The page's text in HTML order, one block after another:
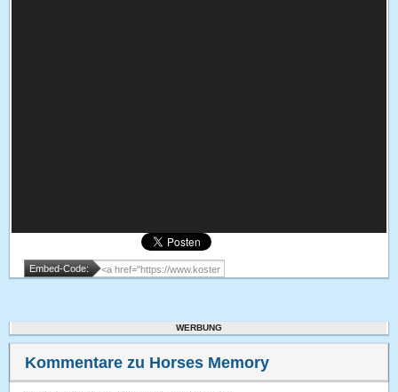
Embed-Code:
WERBUNG
Kommentare zu Horses Memory